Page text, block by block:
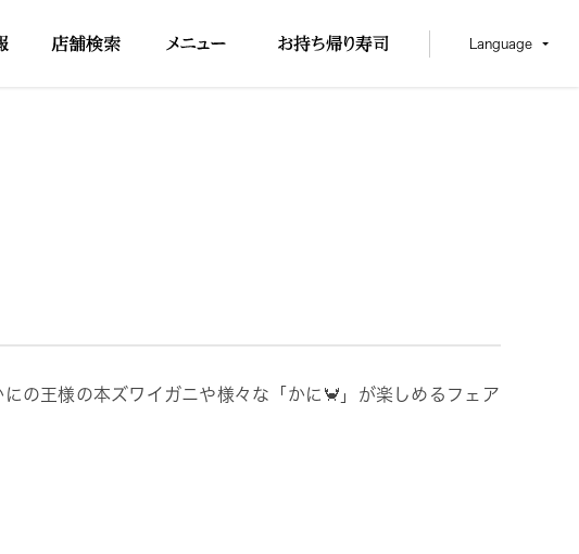
Language
の王様の本ズワイガニや様々な「かに🦀」が楽しめるフェア